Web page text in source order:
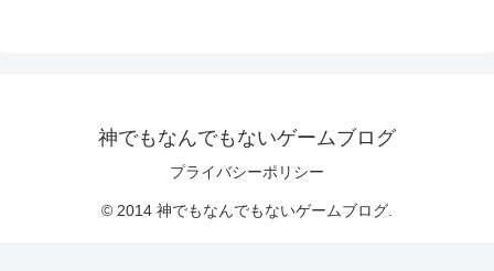
神でもなんでもないゲームブログ
プライバシーポリシー
© 2014 神でもなんでもないゲームブログ.